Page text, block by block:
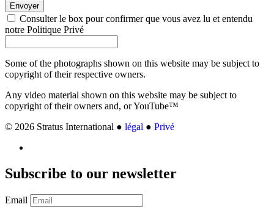
Envoyer
Consulter le box pour confirmer que vous avez lu et entendu
notre Politique Privé
Some of the photographs shown on this website may be subject to
copyright of their respective owners.
Any video material shown on this website may be subject to
copyright of their owners and, or YouTube™
© 2026 Stratus International ● légal ● Privé
Subscribe to our newsletter
Email